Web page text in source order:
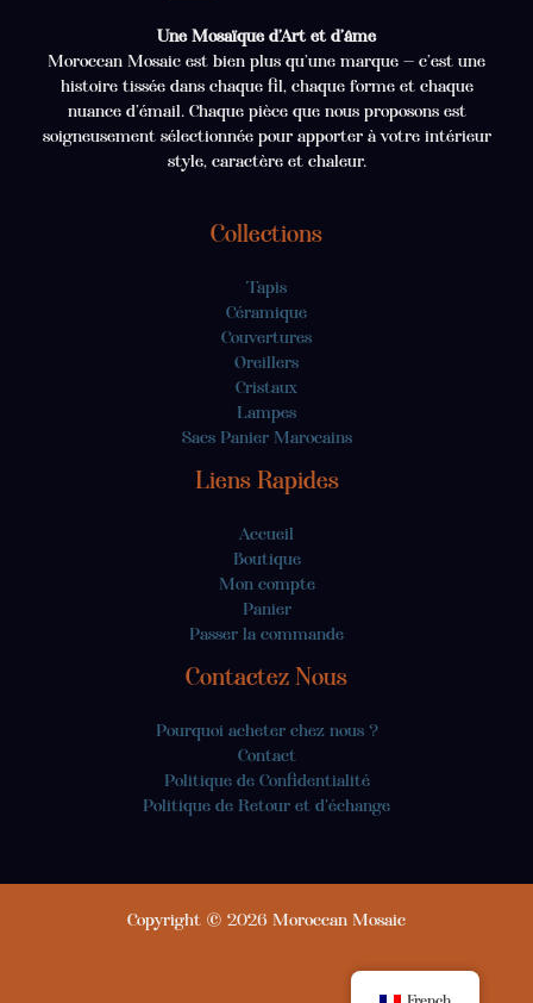
Une Mosaïque d’Art et d’âme
Moroccan Mosaic est bien plus qu’une marque — c’est une
histoire tissée dans chaque fil, chaque forme et chaque
nuance d’émail. Chaque pièce que nous proposons est
soigneusement sélectionnée pour apporter à votre intérieur
style, caractère et chaleur.
Collections
Tapis
Céramique
Couvertures
Oreillers
Cristaux
Lampes
Sacs Panier Marocains
Liens Rapides
Accueil
Boutique
Mon compte
Panier
Passer la commande
Contactez Nous
Pourquoi acheter chez nous ?
Contact
Politique de Confidentialité
Politique de Retour et d'échange
Copyright © 2026 Moroccan Mosaic